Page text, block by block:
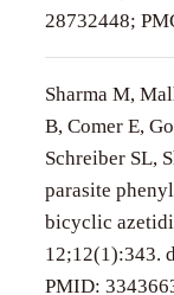
28732448;
Sharma M,
B, Comer E,
Schreiber SL,
parasite
bicyclic
12;12(1):343.
PMID: